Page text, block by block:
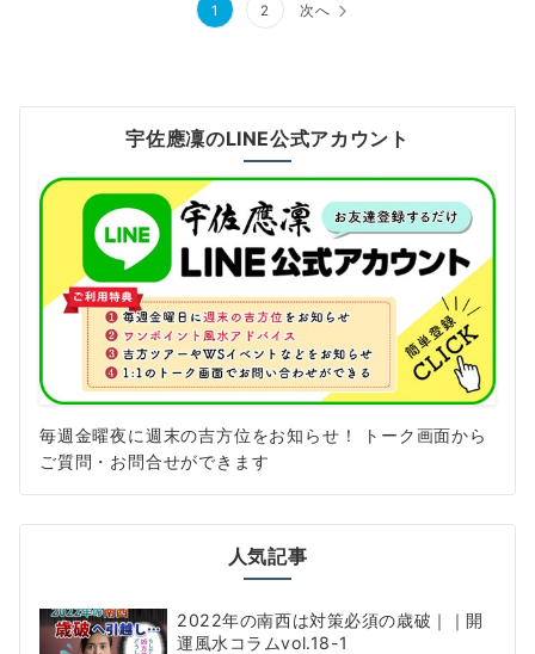
1 2 次へ
宇佐應凜のLINE公式アカウント
毎週金曜夜に週末の吉方位をお知らせ！ トーク画面から
ご質問・お問合せができます
人気記事
2022年の南西は対策必須の歳破｜｜開
運風水コラムvol.18-1